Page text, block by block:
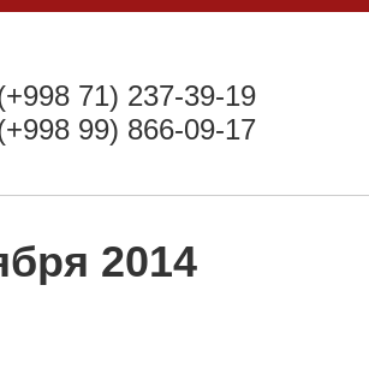
71) 237-39-19
99) 866-09-17
2014